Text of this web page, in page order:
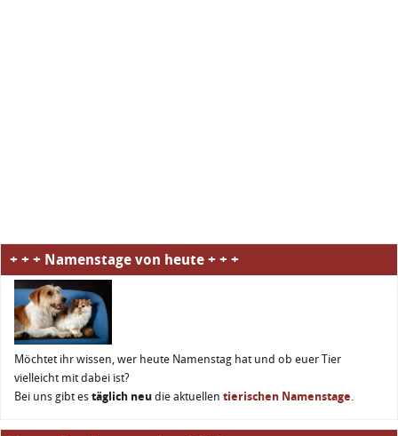
+ + + Namenstage von heute + + +
Möchtet ihr wissen, wer heute Namenstag hat und ob euer Tier
vielleicht mit dabei ist?
Bei uns gibt es täglich neu die aktuellen tierischen Namenstage.